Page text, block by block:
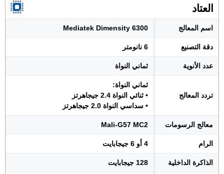
العتاد
اسم المعالج Mediatek Dimensity 6300
دقة التصنيع 6 نانومتر
عدد الأنوية ثماني النواة
تردد المعالج
ثماني النواة:
• ثنائي النواة 2.4 جيجاهرتز
• سداسي النواة 2.0 جيجاهرتز
معالج الرسومات Mali-G57 MC2
الرام 4 أو 6 جيجابايت
الذاكرة الداخلية 128 جيجابايت